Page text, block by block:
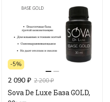
-5%
2 090 ₽ 2 200 ₽
Sova De Luxe База GOLD,